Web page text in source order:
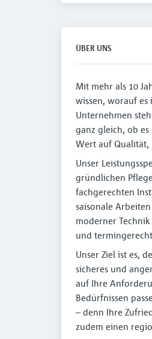
ÜBER UNS
Mit mehr als 10
wissen, worauf
Unternehmen
ganz gleich, ob
Wert auf Qualität,
Unser
gründlichen
fachgerechten
saisonale
moderner
und
Unser Ziel ist es,
sicheres und
auf Ihre
Bedürfnissen
– denn Ihre
zudem einen